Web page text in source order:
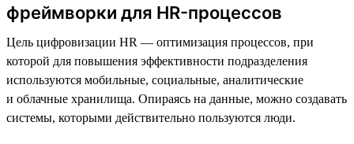
фреймворки для HR-процессов
Цель цифровизации HR — оптимизация процессов, при
которой для повышения эффективности подразделения
используются мобильные, социальные, аналитические
и облачные хранилища. Опираясь на данные, можно создавать
системы, которыми действительно пользуются люди.